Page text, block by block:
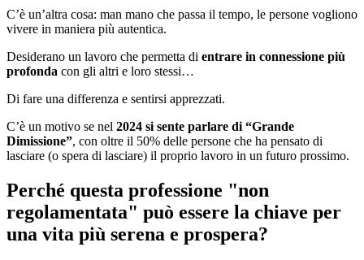
C’è un’altra cosa: man mano che passa il tempo, le persone vogliono
vivere in maniera più autentica.
Desiderano un lavoro che permetta di entrare in connessione più
profonda con gli altri e loro stessi…
Di fare una differenza e sentirsi apprezzati.
C’è un motivo se nel 2024 si sente parlare di “Grande
Dimissione”, con oltre il 50% delle persone che ha pensato di
lasciare (o spera di lasciare) il proprio lavoro in un futuro prossimo.
Perché questa professione "non
regolamentata" può essere la chiave per
una vita più serena e prospera?